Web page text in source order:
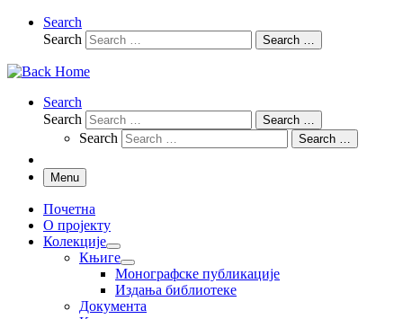
Search
Search
Search …
Search
Search
Search …
Search Search …
Menu
Почетна
О пројекту
Колекције
Књиге
Монографске публикације
Издања библиотеке
Документа